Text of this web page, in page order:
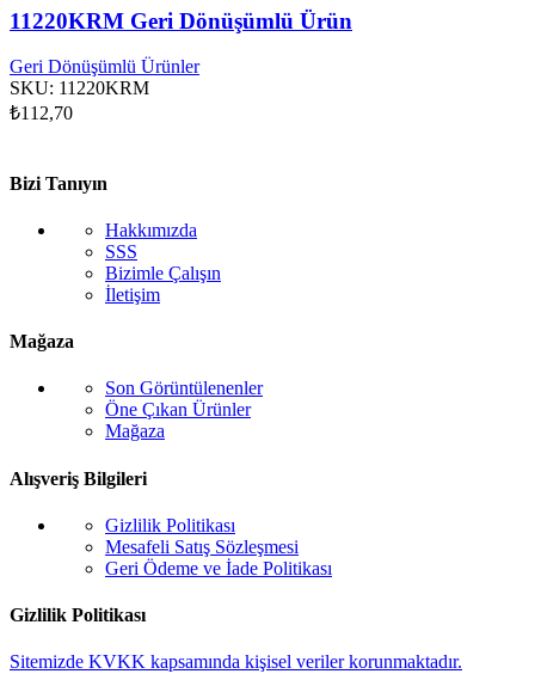
Ürün
adet
11220KRM Geri Dönüşümlü Ürün
Geri Dönüşümlü Ürünler
SKU: 11220KRM
₺112,70
Bizi Tanıyın
Hakkımızda
SSS
Bizimle Çalışın
İletişim
Mağaza
Son Görüntülenenler
Öne Çıkan Ürünler
Mağaza
Alışveriş Bilgileri
Gizlilik Politikası
Mesafeli Satış Sözleşmesi
Geri Ödeme ve İade Politikası
Gizlilik Politikası
Sitemizde KVKK kapsamında kişisel veriler korunmaktadır.